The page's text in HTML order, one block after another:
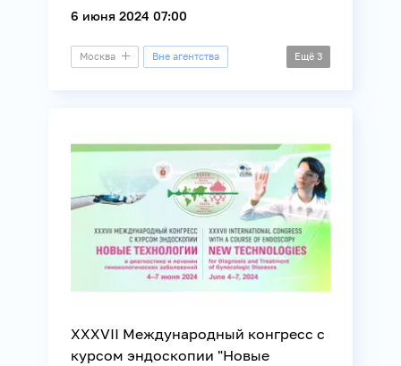
6 июня 2024 07:00
Москва Вне агентства Ещё 3
XXXVII Международный конгресс с
курсом эндоскопии "Новые